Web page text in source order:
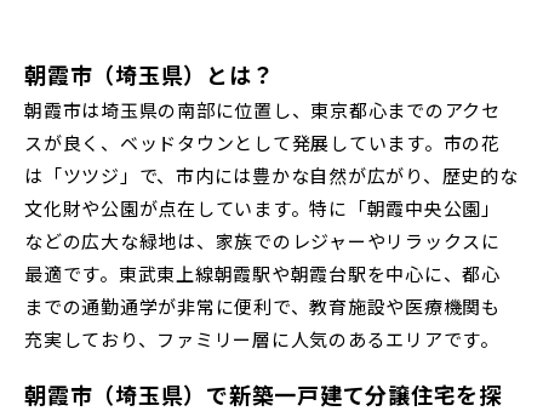
JR東北本線 [宇都宮線]
JR高崎線
JR武蔵野線
JR常磐線 [各駅停車]
地図にあるご希望の物件アイコンをクリックすると
物件詳細が表示されます
見学OK
見学不可
すぐに入居可能
画像
すべて 外観
内観
キッチン
その他 関連画像
こだわり条件
上尾市(2)
蕨市(0)
朝霞市(1)
志木市(0)
和光市(1)
新座市(2)
桶川市(2)
久喜市(1)
富士見市(0)
蓮田市(1)
ふじみ野市(1)
白岡市(0)
北足立郡伊奈町(5)
朝霞市（埼玉県）とは？
朝霞市は埼玉県の南部に位置し、東京都心までのアクセ
スが良く、ベッドタウンとして発展しています。市の花
は「ツツジ」で、市内には豊かな自然が広がり、歴史的な
文化財や公園が点在しています。特に「朝霞中央公園」
などの広大な緑地は、家族でのレジャーやリラックスに
最適です。東武東上線朝霞駅や朝霞台駅を中心に、都心
までの通勤通学が非常に便利で、教育施設や医療機関も
充実しており、ファミリー層に人気のあるエリアです。
朝霞市（埼玉県）で新築一戸建て分譲住宅を探